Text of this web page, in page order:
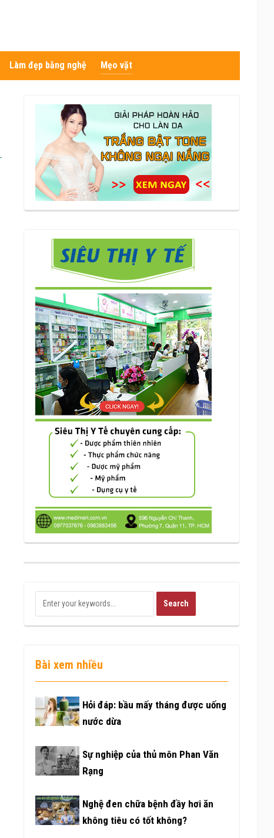
Làm đẹp bằng nghệ Mẹo vặt
Bài xem nhiều
Hỏi đáp: bầu mấy tháng được uống
nước dừa
Sự nghiệp của thủ môn Phan Văn
Rạng
Nghệ đen chữa bệnh đầy hơi ăn
không tiêu có tốt không?